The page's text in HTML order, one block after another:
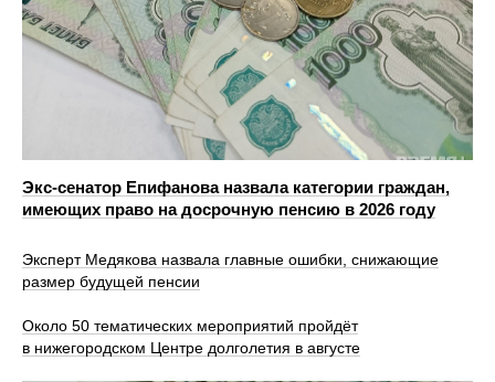
Экс-сенатор Епифанова назвала категории граждан,
имеющих право на досрочную пенсию в 2026 году
Эксперт Медякова назвала главные ошибки, снижающие
размер будущей пенсии
Около 50 тематических мероприятий пройдёт
в нижегородском Центре долголетия в августе